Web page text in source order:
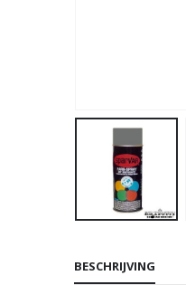
BESCHRIJVING